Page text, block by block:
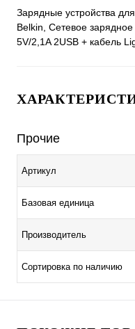
Зарядные устройства
Belkin, Сетевое
5V/2,1A 2USB + кабель
Прочие
Артикул
Базовая единица
Производитель
Сортировка по наличию